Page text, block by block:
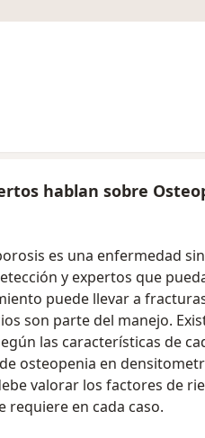
hablan sobre
es una enfermedad
y expertos que
puede llevar a
son parte del manejo.
las características de
osteopenia en
valorar los factores de
requiere en cada caso.